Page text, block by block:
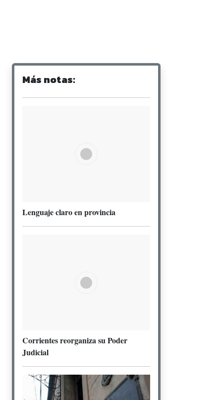
Más notas:
Lenguaje claro en provincia
Corrientes reorganiza su Poder
Judicial